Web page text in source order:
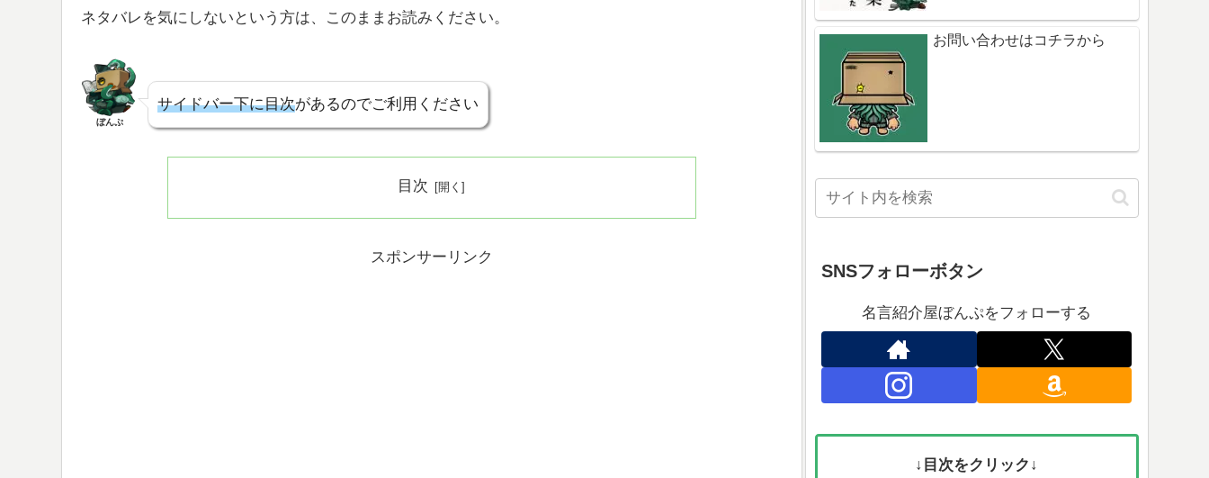
ネタバレを気にしないという方は、このままお読みください。
ぼんぷ
サイドバー下に目次があるのでご利用ください
目次
スポンサーリンク
お問い合わせはコチラから
SNSフォローボタン
名言紹介屋ぼんぷをフォローする
↓目次をクリック↓